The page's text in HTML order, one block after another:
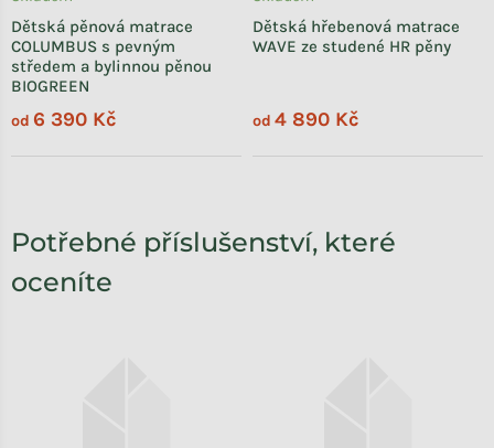
Dětská pěnová matrace
COLUMBUS s pevným
středem a bylinnou pěnou
BIOGREEN
od 6 390 Kč
Dětská hřebenová matrace
WAVE ze studené HR pěny
od 4 890 Kč
Potřebné příslušenství, které
oceníte